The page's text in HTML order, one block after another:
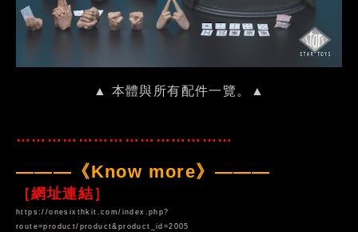
▲ 本體與所有配件一覽。▲
……………………………………
———《Know more》———
［網址連結］
https://onesixthkit.com/index.php?
route=product/product&product_id=2005